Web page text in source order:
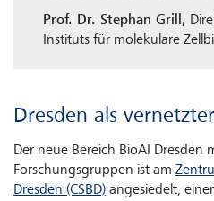
Prof. Dr. Stephan Grill,
Instituts für molekulare
Dresden als
Der neue Bereich BioAI Dresden
Forschungsgruppen ist am
Dresden (CSBD) angesiedelt,